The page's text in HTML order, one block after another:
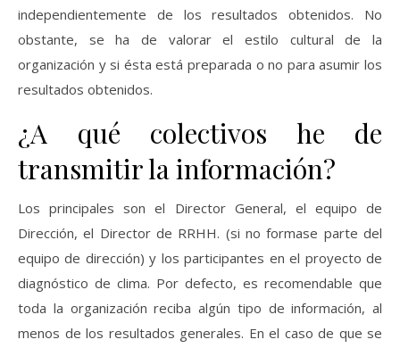
independientemente de los resultados obtenidos. No
obstante, se ha de valorar el estilo cultural de la
organización y si ésta está preparada o no para asumir los
resultados obtenidos.
¿A qué colectivos he de
transmitir la información?
Los principales son el Director General, el equipo de
Dirección, el Director de RRHH. (si no formase parte del
equipo de dirección) y los participantes en el proyecto de
diagnóstico de clima. Por defecto, es recomendable que
toda la organización reciba algún tipo de información, al
menos de los resultados generales. En el caso de que se